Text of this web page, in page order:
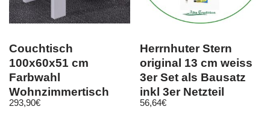
Couchtisch
100x60x51 cm
Farbwahl
Wohnzimmertisch
Sofatisch modern
293,90€
Herrnhuter Stern
original 13 cm weiss
3er Set als Bausatz
inkl 3er Netzteil
500mA
56,64€